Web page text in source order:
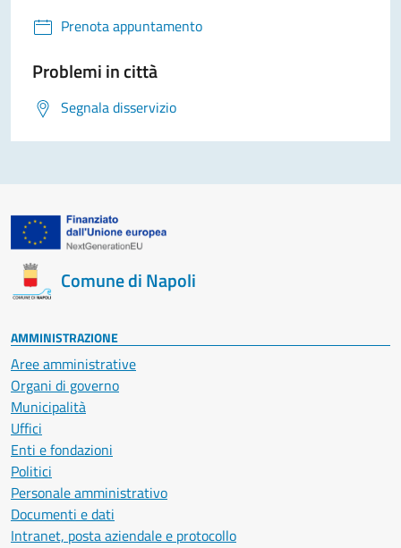
Prenota appuntamento
Problemi in città
Segnala disservizio
Comune di Napoli
AMMINISTRAZIONE
Aree amministrative
Organi di governo
Municipalità
Uffici
Enti e fondazioni
Politici
Personale amministrativo
Documenti e dati
Intranet, posta aziendale e protocollo